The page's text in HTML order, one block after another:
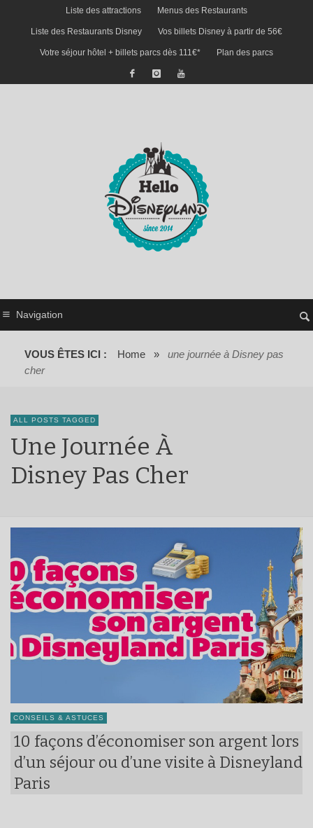
Liste des attractions Menus des Restaurants
Liste des Restaurants Disney Vos billets Disney à partir de 56€
Votre séjour hôtel + billets parcs dès 111€* Plan des parcs
Navigation
VOUS ÊTES ICI : Home »
une journée à Disney pas
cher
ALL POSTS TAGGED
Une Journée À
Disney Pas Cher
CONSEILS & ASTUCES
10 façons d’économiser son argent lors
d’un séjour ou d’une visite à Disneyland
Paris